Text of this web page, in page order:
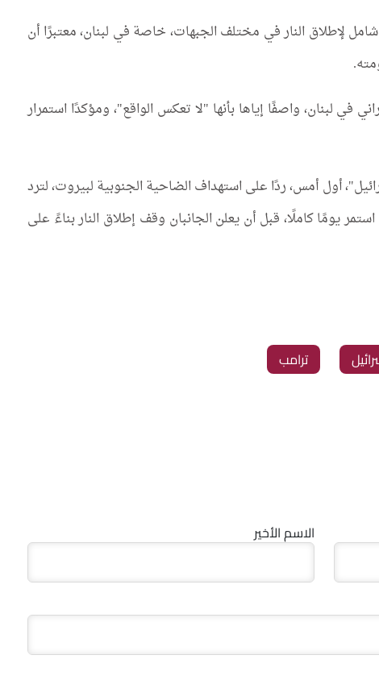
لإطلاق النار في مختلف الجبهات، خاصة في لبنان، معتبرًا أن
في لبنان، واصفًا إياها بأنها "لا تعكس الواقع"، ومؤكدًا استمرار
أول أمس، ردًا على استهداف الضاحية الجنوبية لبيروت، لترد
يومًا كاملًا، قبل أن يعلن الجانبان وقف إطلاق النار بناءً على
‏ترامب
الاسم الأخير